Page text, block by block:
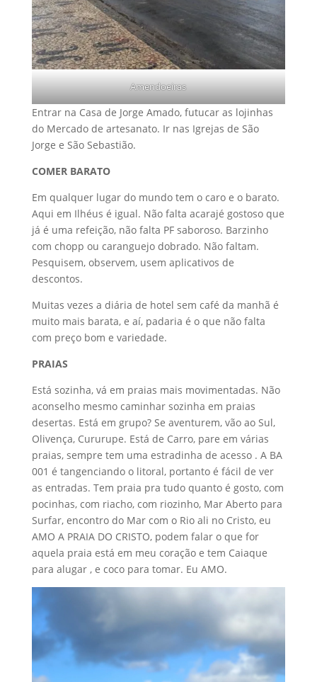
Amendoeiras
Entrar na Casa de Jorge Amado, futucar as lojinhas
do Mercado de artesanato. Ir nas Igrejas de São
Jorge e São Sebastião.
COMER BARATO
Em qualquer lugar do mundo tem o caro e o barato.
Aqui em Ilhéus é igual. Não falta acarajé gostoso que
já é uma refeição, não falta PF saboroso. Barzinho
com chopp ou caranguejo dobrado. Não faltam.
Pesquisem, observem, usem aplicativos de
descontos.
Muitas vezes a diária de hotel sem café da manhã é
muito mais barata, e aí, padaria é o que não falta
com preço bom e variedade.
PRAIAS
Está sozinha, vá em praias mais movimentadas. Não
aconselho mesmo caminhar sozinha em praias
desertas. Está em grupo? Se aventurem, vão ao Sul,
Olivença, Cururupe. Está de Carro, pare em várias
praias, sempre tem uma estradinha de acesso . A BA
001 é tangenciando o litoral, portanto é fácil de ver
as entradas. Tem praia pra tudo quanto é gosto, com
pocinhas, com riacho, com riozinho, Mar Aberto para
Surfar, encontro do Mar com o Rio ali no Cristo, eu
AMO A PRAIA DO CRISTO, podem falar o que for
aquela praia está em meu coração e tem Caiaque
para alugar , e coco para tomar. Eu AMO.